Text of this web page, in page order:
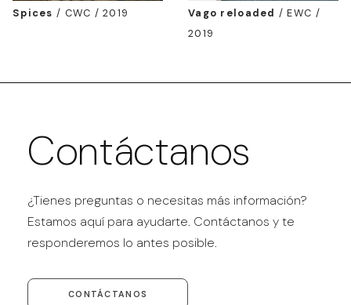
Spices / CWC / 2019 Vago reloaded /EWC /
2019
Contáctanos
¿Tienes preguntas o necesitas más información?
Estamos aquí para ayudarte. Contáctanos y te
responderemos lo antes posible.
CONTÁCTANOS